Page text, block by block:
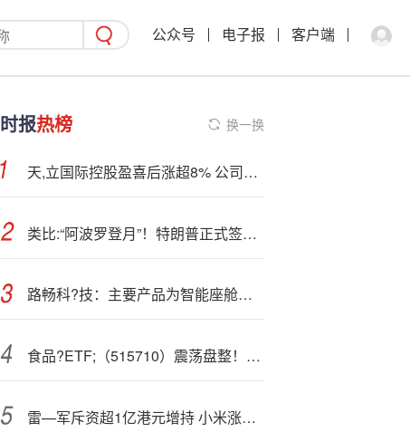
公众号 电子报 客户端
时报热榜 换一换
天,立国际控股盈喜后涨超8% 公司预计截至8月底年度纯利同比增长约17%
类比:“阿波罗登月”！特朗普正式签署“创世纪计划”，汇聚美国资源，推动AI研究
路畅科?技：主要产品为智能座舱、智能辅助驾驶及智能网联相关产品
食品?ETF;（515710）震荡盘整！吃喝板块估值接近10年低位，左侧布局时机已至？
雷—军斥资超1亿港元增持 小米涨超5%